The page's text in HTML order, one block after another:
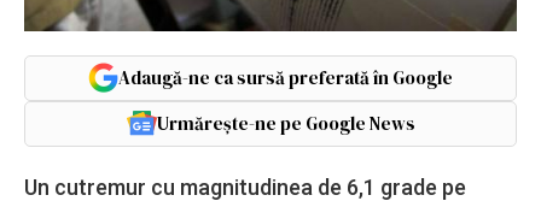
Adaugă-ne ca sursă preferată în Google
Urmărește-ne pe Google News
Un cutremur cu magnitudinea de 6,1 grade pe